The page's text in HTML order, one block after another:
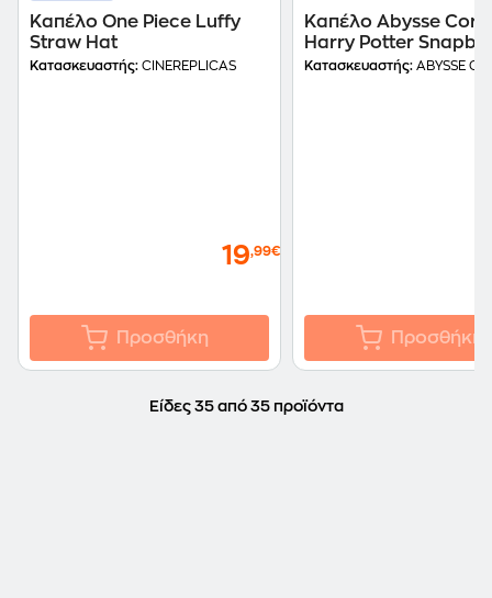
Καπέλο One Piece Luffy
Straw Hat
Κατασκευαστής: CINEREPLICAS
19,99€
Προσθήκη
Καπέλο Abysse Corp
Harry Potter
Cap Ravenclaw
Κατασκευαστής: ABYSSE
Προσθήκη
Είδες 35 από 35 προϊόντα